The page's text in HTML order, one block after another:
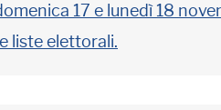
17 e lunedì 18
liste elettorali.